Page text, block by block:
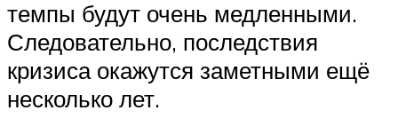
темпы будут очень медленными.
Следовательно, последствия
кризиса окажутся заметными ещё
несколько лет.